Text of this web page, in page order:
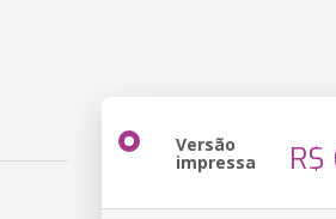
Versão
impressa R$